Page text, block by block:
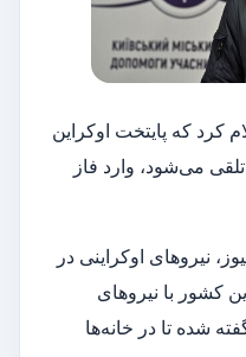
کرد که پایتخت اوکراین
می‌شود، وارد فاز
نیروهای اوکراینی در
کشور با نیروهای
شده تا در خانه‌ها